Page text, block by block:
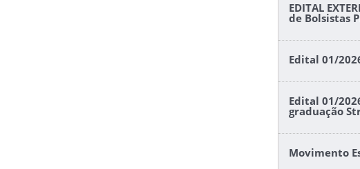
EDITAL
de Bolsistas
Edital 01/
Edital 01/
graduação
Movimento